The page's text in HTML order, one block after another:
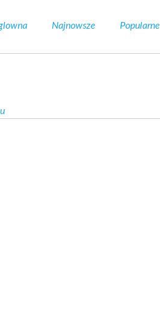
Najnowsze Popularne